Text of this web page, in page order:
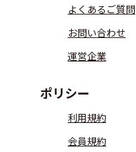
よくあるご質問
お問い合わせ
運営企業
ポリシー
利用規約
会員規約